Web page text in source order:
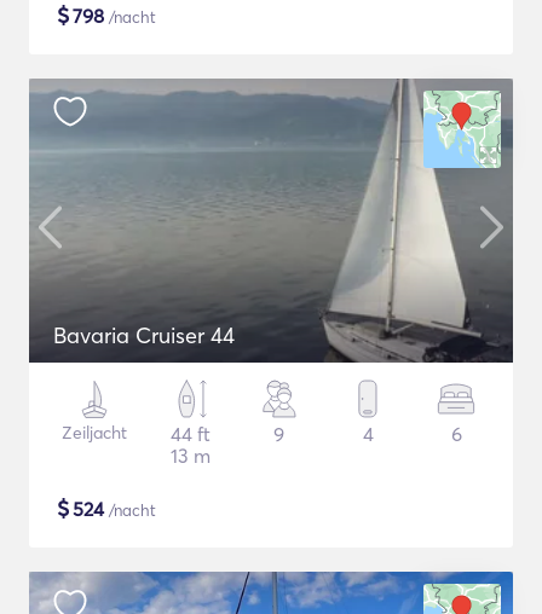
$798 /nacht
Bavaria Cruiser 44
Zeiljacht
44 ft
13 m
9 4 6
$524/nacht